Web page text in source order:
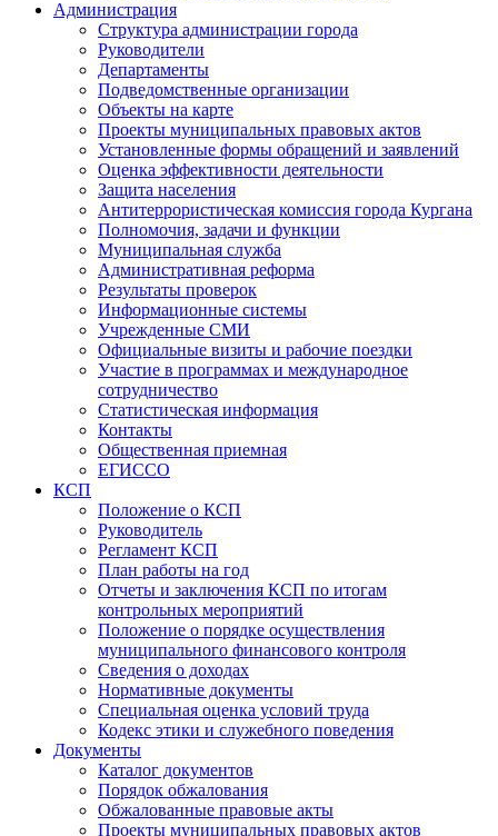
Администрация
Структура администрации города
Руководители
Департаменты
Подведомственные организации
Объекты на карте
Проекты муниципальных правовых актов
Установленные формы обращений и заявлений
Оценка эффективности деятельности
Защита населения
Антитеррористическая комиссия города Кургана
Полномочия, задачи и функции
Муниципальная служба
Административная реформа
Результаты проверок
Информационные системы
Учрежденные СМИ
Официальные визиты и рабочие поездки
Участие в программах и международное
сотрудничество
Статистическая информация
Контакты
Общественная приемная
ЕГИССО
КСП
Положение о КСП
Руководитель
Регламент КСП
План работы на год
Отчеты и заключения КСП по итогам
контрольных мероприятий
Положение о порядке осуществления
муниципального финансового контроля
Сведения о доходах
Нормативные документы
Специальная оценка условий труда
Кодекс этики и служебного поведения
Документы
Каталог документов
Порядок обжалования
Обжалованные правовые акты
Проекты муниципальных правовых актов